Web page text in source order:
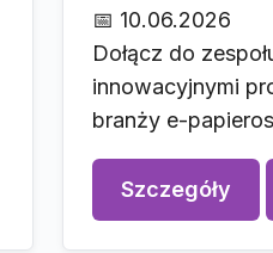
📅 10.06.2026
Dołącz do
innowacyjnymi
branży e-
Szczegóły